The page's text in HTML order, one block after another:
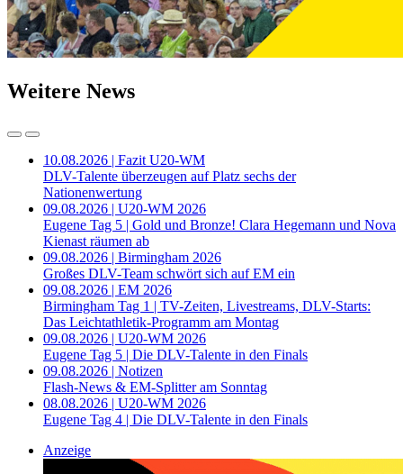
Weitere News
10.08.2026 | Fazit U20-WM
DLV-Talente überzeugen auf Platz sechs der
Nationenwertung
09.08.2026 | U20-WM 2026
Eugene Tag 5 | Gold und Bronze! Clara Hegemann und Nova
Kienast räumen ab
09.08.2026 | Birmingham 2026
Großes DLV-Team schwört sich auf EM ein
09.08.2026 | EM 2026
Birmingham Tag 1 | TV-Zeiten, Livestreams, DLV-Starts:
Das Leichtathletik-Programm am Montag
09.08.2026 | U20-WM 2026
Eugene Tag 5 | Die DLV-Talente in den Finals
09.08.2026 | Notizen
Flash-News & EM-Splitter am Sonntag
08.08.2026 | U20-WM 2026
Eugene Tag 4 | Die DLV-Talente in den Finals
Anzeige